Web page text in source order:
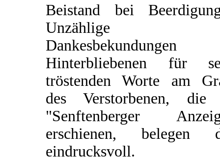
Beistand bei
Unzählige
Dankesbekundungen
Hinterbliebenen für
tröstenden Worte am
des Verstorbenen,
"Senftenberger
erschienen, belegen
eindrucksvoll.